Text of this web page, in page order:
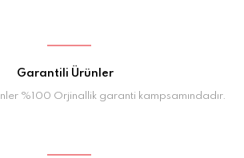
Garantili Ürünler
%100 Orjinallik garanti kampsamındadır.